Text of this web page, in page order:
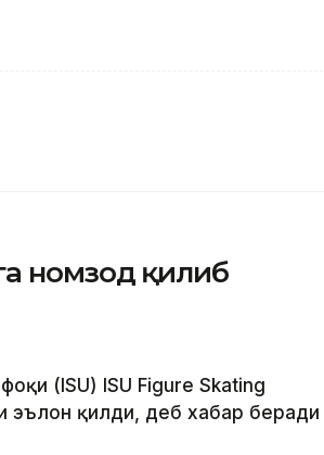
номзод қилиб
(ISU) ISU Figure Skating
эълон қилди, деб хабар беради